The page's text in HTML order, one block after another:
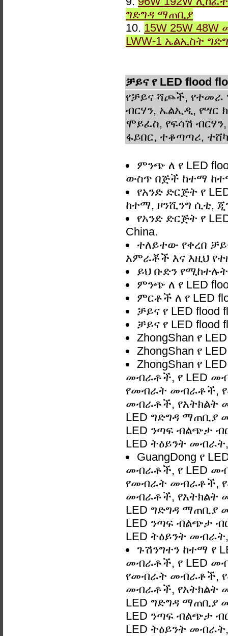
ግድግዳ ማጠቢያ
10. 15W 25W
LWW-1 ኤልኢስት
ቻይና የ LED flood
የቻይና ሻጮች, የተመራ
ብርሃን, ኤልኢዲ, የሣር
ሞይፈስ, የፍሳሽ
ፋይበር, ተቆጣጣሪ,
ምንጭ ለ የ LED
ውስጥ በጅች ከተማ
የአንድ ድርጅት የ
ከተማ, ዞንሺንግ ሲቲ,
የአንድ ድርጅት የ
China.
ተለይተው የቀረበ ቻይና
አምራቾች እና እዚህ
ይህ ቡድን የሚከተሉትን
ምንጭ ለ የ LED
ምርቶች ለ የ LED
ቻይና የ LED flood
ቻይና የ LED flood
ZhongShan የ
ZhongShan የ
ZhongShan የ
መብራቶች, የ LED
የመብራት መብራቶች,
መብራቶች, የአትክልት
LED ግድግዳ ማጠቢያ
LED ንጣፍ ብልጭታ
LED ትዕይንት መብራት,
GuangDong የ
መብራቶች, የ LED
የመብራት መብራቶች,
መብራቶች, የአትክልት
LED ግድግዳ ማጠቢያ
LED ንጣፍ ብልጭታ
LED ትዕይንት መብራት,
ጉሽንግተን ከተማ የ
መብራቶች, የ LED
የመብራት መብራቶች,
መብራቶች, የአትክልት
LED ግድግዳ ማጠቢያ
LED ንጣፍ ብልጭታ
LED ትዕይንት መብራት,